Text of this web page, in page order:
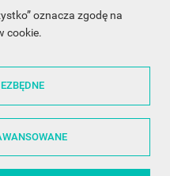
oznacza zgodę na
cookie.
in Poland